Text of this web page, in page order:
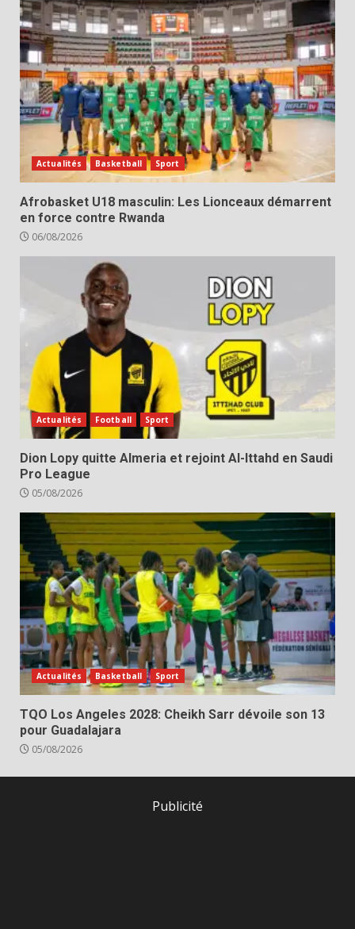
Actualités Basketball Sport
Afrobasket U18 masculin: Les Lionceaux démarrent
en force contre Rwanda
06/08/2026
Actualités Football Sport
Dion Lopy quitte Almeria et rejoint Al-Ittahd en Saudi
Pro League
05/08/2026
Actualités Basketball Sport
TQO Los Angeles 2028: Cheikh Sarr dévoile son 13
pour Guadalajara
05/08/2026
Publicité